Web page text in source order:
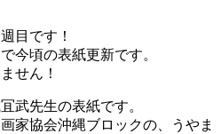
目です！
今頃の表紙更新です。
せん！
武先生の表紙です。
家協会沖縄ブロックの、うやま